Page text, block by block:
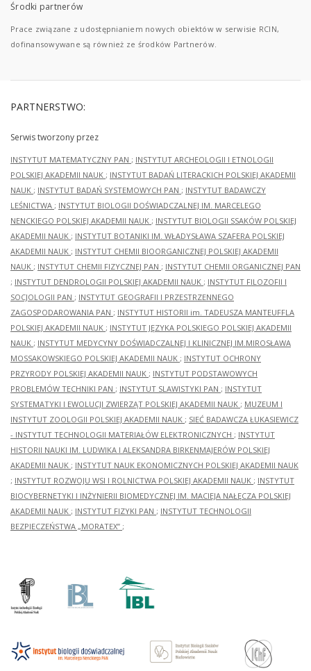
Środki partnerów
Prace związane z udostępnianiem nowych obiektów w serwisie RCIN,
dofinansowywane są również ze środków Partnerów.
PARTNERSTWO:
Serwis tworzony przez
INSTYTUT MATEMATYCZNY PAN ; INSTYTUT ARCHEOLOGII I ETNOLOGII
POLSKIEJ AKADEMII NAUK ; INSTYTUT BADAŃ LITERACKICH POLSKIEJ AKADEMII
NAUK ; INSTYTUT BADAŃ SYSTEMOWYCH PAN ; INSTYTUT BADAWCZY
LEŚNICTWA ; INSTYTUT BIOLOGII DOŚWIADCZALNEJ IM. MARCELEGO
NENCKIEGO POLSKIEJ AKADEMII NAUK ; INSTYTUT BIOLOGII SSAKÓW POLSKIEJ
AKADEMII NAUK ; INSTYTUT BOTANIKI IM. WŁADYSŁAWA SZAFERA POLSKIEJ
AKADEMII NAUK ; INSTYTUT CHEMII BIOORGANICZNEJ POLSKIEJ AKADEMII
NAUK ; INSTYTUT CHEMII FIZYCZNEJ PAN ; INSTYTUT CHEMII ORGANICZNEJ PAN
; INSTYTUT DENDROLOGII POLSKIEJ AKADEMII NAUK ; INSTYTUT FILOZOFII I
SOCJOLOGII PAN ; INSTYTUT GEOGRAFII I PRZESTRZENNEGO
ZAGOSPODAROWANIA PAN ; INSTYTUT HISTORII im. TADEUSZA MANTEUFFLA
POLSKIEJ AKADEMII NAUK ; INSTYTUT JĘZYKA POLSKIEGO POLSKIEJ AKADEMII
NAUK ; INSTYTUT MEDYCYNY DOŚWIADCZALNEJ I KLINICZNEJ IM.MIROSŁAWA
MOSSAKOWSKIEGO POLSKIEJ AKADEMII NAUK ; INSTYTUT OCHRONY
PRZYRODY POLSKIEJ AKADEMII NAUK ; INSTYTUT PODSTAWOWYCH
PROBLEMÓW TECHNIKI PAN ; INSTYTUT SLAWISTYKI PAN ; INSTYTUT
SYSTEMATYKI I EWOLUCJI ZWIERZĄT POLSKIEJ AKADEMII NAUK ; MUZEUM I
INSTYTUT ZOOLOGII POLSKIEJ AKADEMII NAUK ; SIEĆ BADAWCZA ŁUKASIEWICZ
- INSTYTUT TECHNOLOGII MATERIAŁÓW ELEKTRONICZNYCH ; INSTYTUT
HISTORII NAUKI IM. LUDWIKA I ALEKSANDRA BIRKENMAJERÓW POLSKIEJ
AKADEMII NAUK ; INSTYTUT NAUK EKONOMICZNYCH POLSKIEJ AKADEMII NAUK
; INSTYTUT ROZWOJU WSI I ROLNICTWA POLSKIEJ AKADEMII NAUK ; INSTYTUT
BIOCYBERNETYKI I INŻYNIERII BIOMEDYCZNEJ IM. MACIEJA NAŁĘCZA POLSKIEJ
AKADEMII NAUK ; INSTYTUT FIZYKI PAN ; INSTYTUT TECHNOLOGII
BEZPIECZEŃSTWA „MORATEX” ;